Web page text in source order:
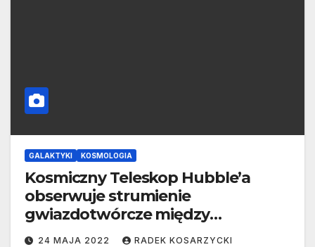
GALAKTYKI KOSMOLOGIA
Kosmiczny Teleskop Hubble’a
obserwuje strumienie
gwiazdotwórcze między
galaktykami
24 MAJA 2022 RADEK KOSARZYCKI